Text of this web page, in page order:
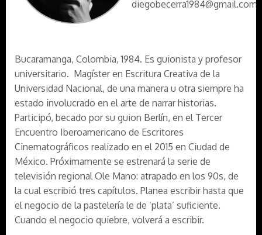
diegobecerra1984@gmail.com
Bucaramanga, Colombia, 1984. Es guionista y profesor
universitario. Magíster en Escritura Creativa de la
Universidad Nacional, de una manera u otra siempre ha
estado involucrado en el arte de narrar historias.
Participó, becado por su guion Berlín, en el Tercer
Encuentro Iberoamericano de Escritores
Cinematográficos realizado en el 2015 en Ciudad de
México. Próximamente se estrenará la serie de
televisión regional Ole Mano: atrapado en los 90s, de
la cual escribió tres capítulos. Planea escribir hasta que
el negocio de la pastelería le de ‘plata’ suficiente.
Cuando el negocio quiebre, volverá a escribir.